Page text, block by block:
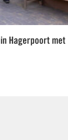
Hagerpoort met